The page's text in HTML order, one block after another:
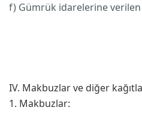
f) Gümrük idarelerine
IV. Makbuzlar ve diğer
1. Makbuzlar: